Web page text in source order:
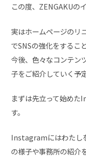
この度、ZENGAKUの
実はホームページのリ
でSNSの強化をするこ
今後、色々なコンテン
子をご紹介していく予
まずは先立って始め
す。
Instagramにはわたし
の様子や事務所の紹介